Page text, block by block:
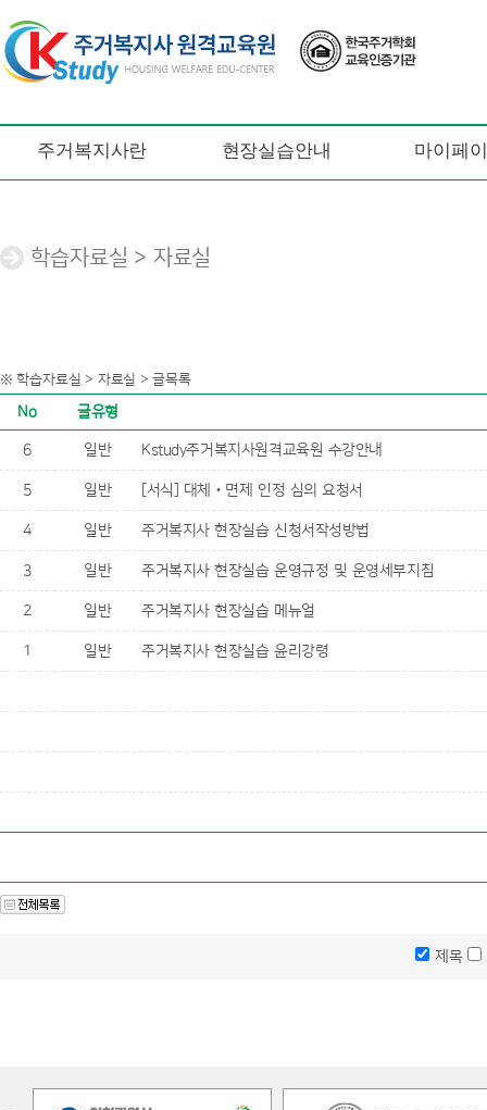
주거복지사란 현장실습안내 마이페
학습자료실 > 자료실
※ 학습자료실 > 자료실 > 글목록
No 글유형
6 일반 Kstudy주거복지사원격교육원 수강안내
5 일반 [서식] 대체‧면제 인정 심의 요청서
4 일반 주거복지사 현장실습 신청서작성방법
3 일반 주거복지사 현장실습 운영규정 및 운영세부지침
2 일반 주거복지사 현장실습 메뉴얼
1 일반 주거복지사 현장실습 윤리강령
제목